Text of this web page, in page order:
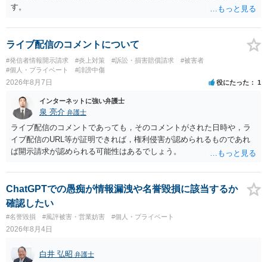
す。
ライブ配信のコメントについて
#発信者情報開示請求 #炎上対策 #訴訟・損害賠償請求
#被害者
#個人・プライベート
#誹謗中傷
2026年8月7日 役にたった 1
インターネットに強い弁護士
泉 亮介 弁護士
ライブ配信のコメントであっても，そのコメントがされた日時や，ラ
イブ配信のURL等が証明できれば，権利侵害が認められるものであれ
ば開示請求が認められる可能性はあるでしょう。
ChatGPTでの愚痴が情報漏洩や名誉毀損に該当するか
確認したい
#名誉毀損 #風評被害・営業妨害 #個人・プライベート
2026年8月4日
白井 弘昭 弁護士